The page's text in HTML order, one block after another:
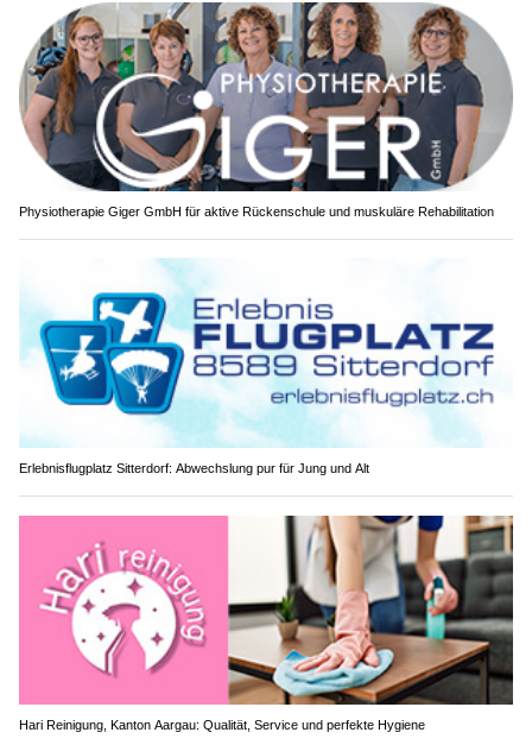
Physiotherapie Giger GmbH für aktive Rückenschule und muskuläre Rehabilitation
Erlebnisflugplatz Sitterdorf: Abwechslung pur für Jung und Alt
Hari Reinigung, Kanton Aargau: Qualität, Service und perfekte Hygiene